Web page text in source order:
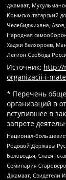
джамаат,
Крымско-татарский
Челебиджихана,
Народная
Хаджи Белхороев,
Легион Свобода
Источник: http://
organizacii-i-
* Перечень
организаций в
вступившее в
запрете
Национал-
Родовой Державы
Беловодья,
Семинария
Джамаат, Свидетели